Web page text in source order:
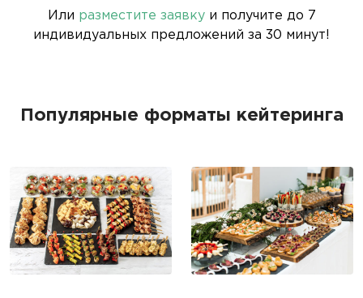
Или разместите заявкуи получите до 7
индивидуальных предложений за 30 минут!
Популярные форматы кейтеринга